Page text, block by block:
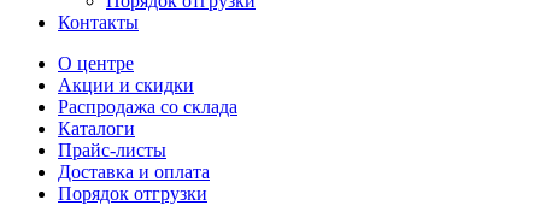
Контакты
О центре
Акции и скидки
Распродажа со склада
Каталоги
Прайс-листы
Доставка и оплата
Порядок отгрузки